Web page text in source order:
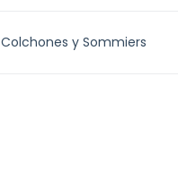
Colchones y Sommiers